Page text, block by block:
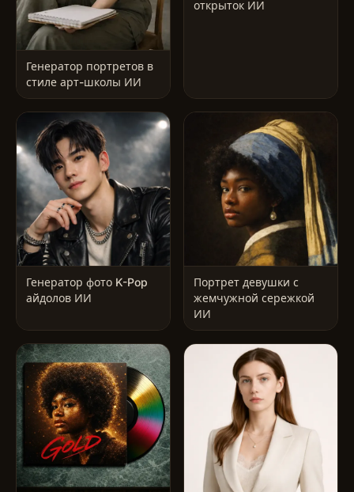
Генератор портретов в
стиле арт-школы ИИ
открыток ИИ
Генератор фото K-Pop
айдолов ИИ
Портрет девушки с
жемчужной сережкой
ИИ